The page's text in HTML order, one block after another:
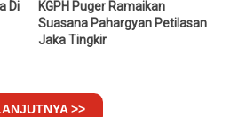
Di
KGPH Puger Ramaikan
Suasana Pahargyan Petilasan
Jaka Tingkir
>>